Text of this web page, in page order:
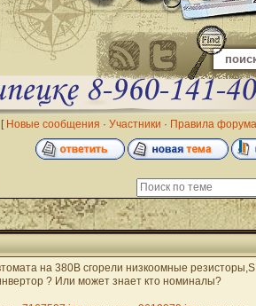
[ Новые сообщения · Участники · Правила форума
на 380В сгорели низкоомные
? Или может знает кто номиналы?